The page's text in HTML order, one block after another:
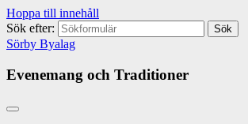
Hoppa till innehåll
Sök efter:
Sörby Byalag
Evenemang och Traditioner